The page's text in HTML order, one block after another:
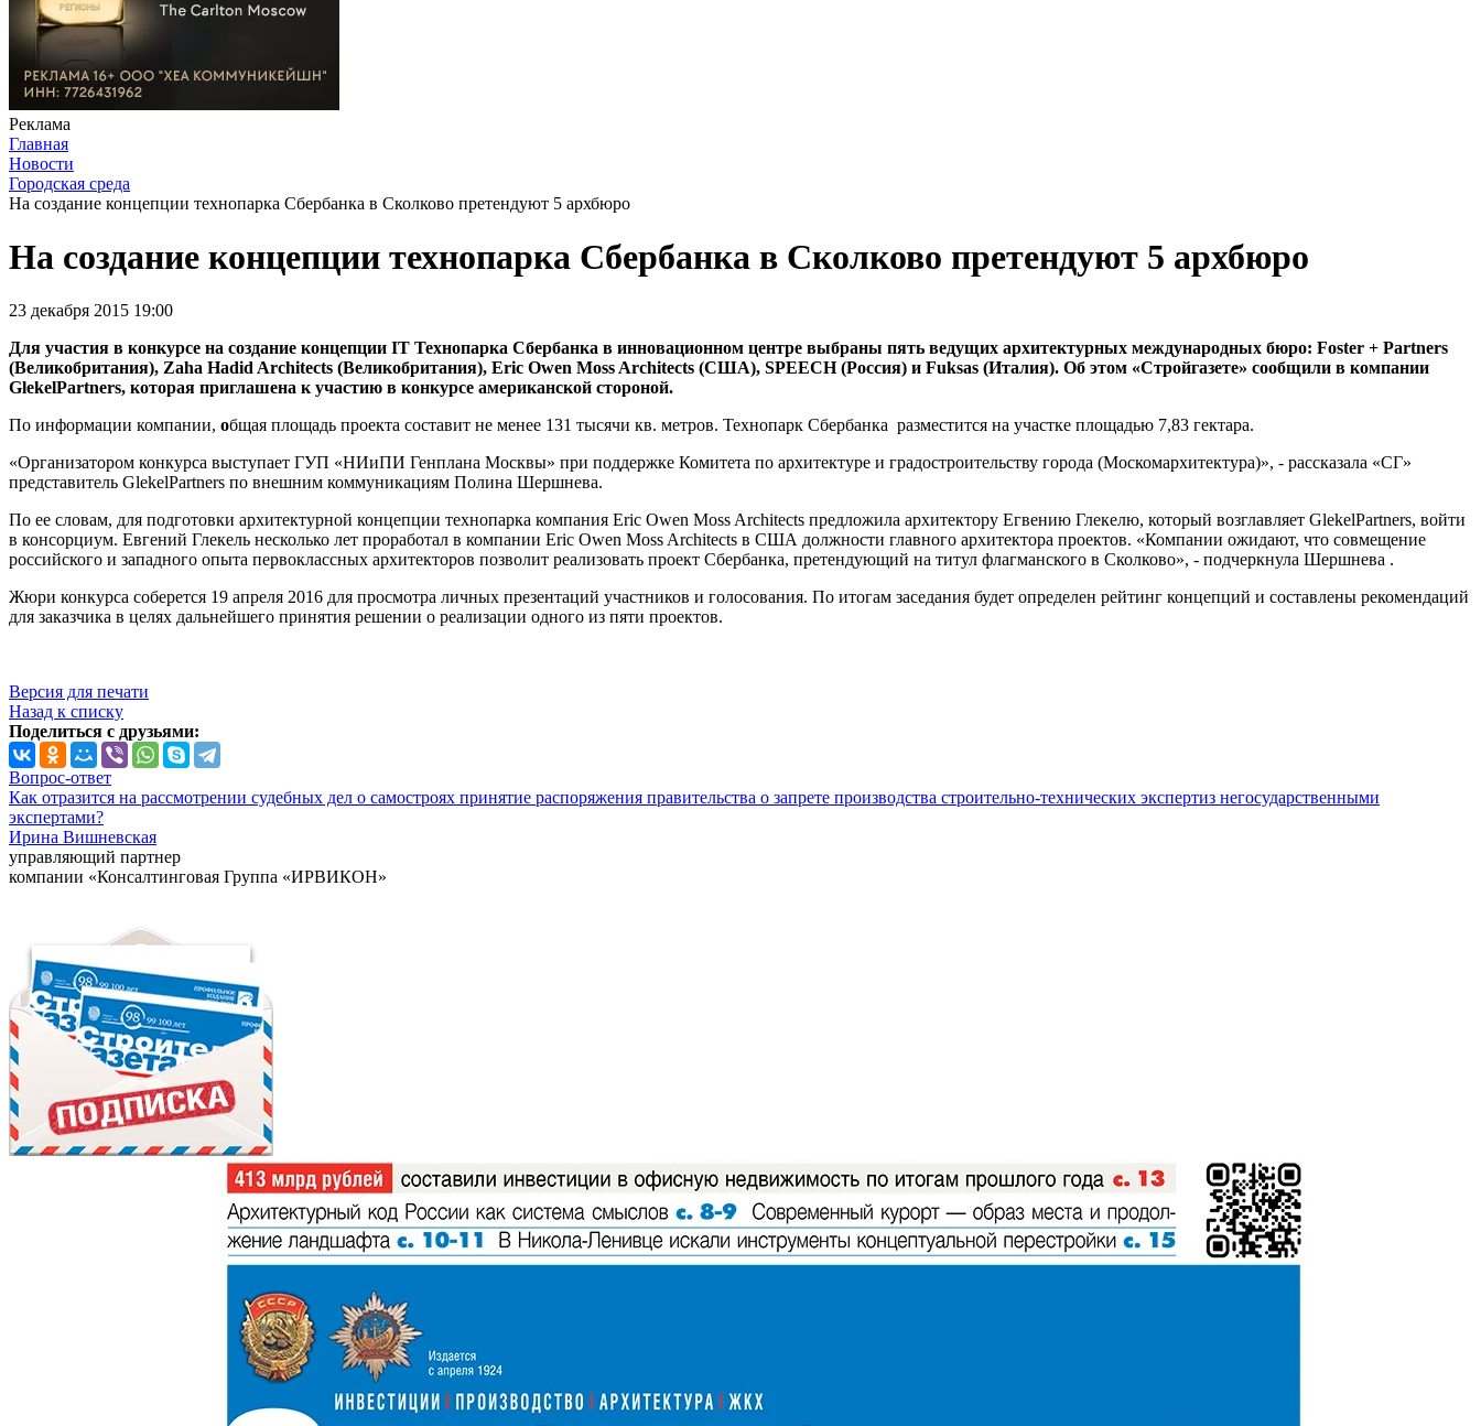
Реклама
Главная
Новости
Городская среда
На создание концепции технопарка Сбербанка в Сколково претендуют 5 архбюро
На создание концепции технопарка Сбербанка в Сколково претендуют 5 архбюро
23 декабря 2015 19:00
Для участия в конкурсе на создание концепции IT Технопарка Сбербанка в инновационном центре выбраны пять ведущих архитектурных международных бюро: Foster + Partners
(Великобритания), Zaha Hadid Architects (Великобритания), Eric Owen Moss Architects (США), SPEECH (Россия) и Fuksas (Италия). Об этом «Стройгазете» сообщили в компании
GlekelPartners, которая приглашена к участию в конкурсе американской стороной.
По информации компании, общая площадь проекта составит не менее 131 тысячи кв. метров. Технопарк Сбербанка разместится на участке площадью 7,83 гектара.
«Организатором конкурса выступает ГУП «НИиПИ Генплана Москвы» при поддержке Комитета по архитектуре и градостроительству города (Москомархитектура)», - рассказала «СГ»
представитель GlekelPartners по внешним коммуникациям Полина Шершнева.
По ее словам, для подготовки архитектурной концепции технопарка компания Eric Owen Moss Architects предложила архитектору Егвению Глекелю, который возглавляет GlekelPartners, войти
в консорциум. Евгений Глекель несколько лет проработал в компании Eric Owen Moss Architects в США должности главного архитектора проектов. «Компании ожидают, что совмещение
российского и западного опыта первоклассных архитекторов позволит реализовать проект Сбербанка, претендующий на титул флагманского в Сколково», - подчеркнула Шершнева .
Жюри конкурса соберется 19 апреля 2016 для просмотра личных презентаций участников и голосования. По итогам заседания будет определен рейтинг концепций и составлены рекомендаций
для заказчика в целях дальнейшего принятия решении о реализации одного из пяти проектов.
Версия для печати
Назад к списку
Поделиться с друзьями:
Вопрос-ответ
Как отразится на рассмотрении судебных дел о самостроях принятие распоряжения правительства о запрете производства строительно-технических экспертиз негосударственными
экспертами?
Ирина Вишневская
управляющий партнер
компании «Консалтинговая Группа «ИРВИКОН»